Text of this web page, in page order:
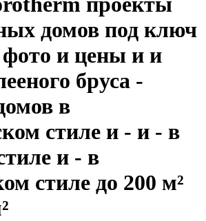
домов под ключ
и цены и и
бруса -
в
стиле и - и - в
и - в
стиле до 200 м²